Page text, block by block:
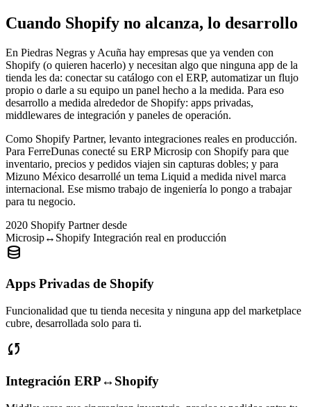
Cuando Shopify no alcanza, lo desarrollo
En Piedras Negras y Acuña hay empresas que ya venden con
Shopify (o quieren hacerlo) y necesitan algo que ninguna app de la
tienda les da: conectar su catálogo con el ERP, automatizar un flujo
propio o darle a su equipo un panel hecho a la medida. Para eso
desarrollo a medida alrededor de Shopify: apps privadas,
middlewares de integración y paneles de operación.
Como Shopify Partner, levanto integraciones reales en producción.
Para FerreDunas conecté su ERP Microsip con Shopify para que
inventario, precios y pedidos viajen sin capturas dobles; y para
Mizuno México desarrollé un tema Liquid a medida nivel marca
internacional. Ese mismo trabajo de ingeniería lo pongo a trabajar
para tu negocio.
2020 Shopify Partner desde
Microsip↔Shopify Integración real en producción
database
Apps Privadas de Shopify
Funcionalidad que tu tienda necesita y ninguna app del marketplace
cubre, desarrollada solo para ti.
sync
Integración ERP↔Shopify